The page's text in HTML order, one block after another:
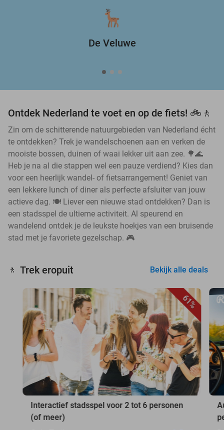
De Veluwe
Ontdek Nederland te voet en op de fiets! 🚲🚶
Zin om de schitterende natuurgebieden van Nederland écht
te ontdekken? Trek je wandelschoenen aan en verken de
mooiste bossen, duinen of waai lekker uit aan zee. 🌳🌊
Heb je na al die stappen wel een pauze verdiend? Kies dan
voor een heerlijk wandel- of fietsarrangement! Geniet van
een lekkere lunch of diner als perfecte afsluiter van jouw
actieve dag. 🍽️ Liever een nieuwe stad ontdekken? Dan is
een stadsspel de ultieme activiteit. Al speurend en
wandelend ontdek je de leukste hoekjes van een bruisende
stad met je favoriete gezelschap. 🎮
🚶 Trek eropuit Bekijk alle deals
61%
Interactief stadsspel voor 2 tot 6 personen
(of meer)